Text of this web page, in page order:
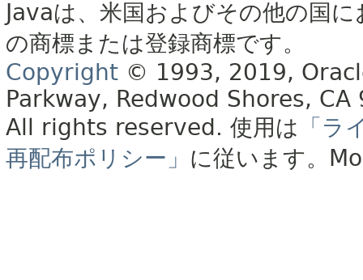
Javaは、米国およびその他の国
の商標または登録商標です。
Copyright © 1993, 2019,
Parkway, Redwood Shores, CA
All rights reserved. 使用は 「ラ
再配布ポリシー」 に従います。